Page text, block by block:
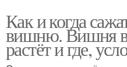
Как и когда
вишню. Вишня
растёт и где,